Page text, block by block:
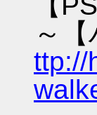
～【
ttp://